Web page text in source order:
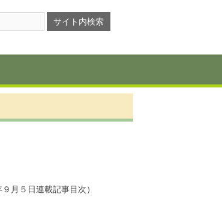
月５日連載記事目次）